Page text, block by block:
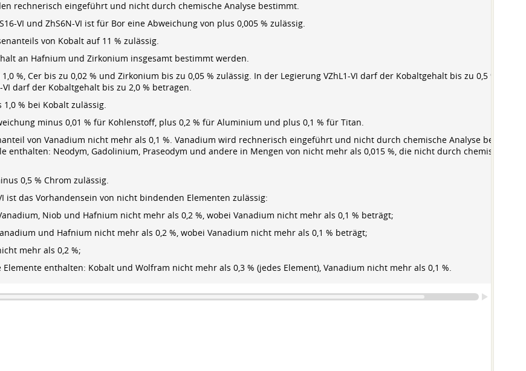
rechnerisch eingeführt und nicht durch chemische Analyse bestimmt.
VI und ZhS6N-VI ist für Bor eine Abweichung von plus 0,005 % zulässig.
von Kobalt auf 11 % zulässig.
an Hafnium und Zirkonium insgesamt bestimmt werden.
%, Cer bis zu 0,02 % und Zirkonium bis zu 0,05 % zulässig. In der Legierung VZhL1-VI darf der Kobaltgehalt bis zu 0,5 %, der
darf der Kobaltgehalt bis zu 2,0 % betragen.
% bei Kobalt zulässig.
minus 0,01 % für Kohlenstoff, plus 0,2 % für Aluminium und plus 0,1 % für Titan.
von Vanadium nicht mehr als 0,1 %. Vanadium wird rechnerisch eingeführt und nicht durch chemische Analyse bestimmt.
enthalten: Neodym, Gadolinium, Praseodym und andere in Mengen von nicht mehr als 0,015 %, die nicht durch chemische
0,5 % Chrom zulässig.
ist das Vorhandensein von nicht bindenden Elementen zulässig:
Niob und Hafnium nicht mehr als 0,2 %, wobei Vanadium nicht mehr als 0,1 % beträgt;
und Hafnium nicht mehr als 0,2 %, wobei Vanadium nicht mehr als 0,1 % beträgt;
mehr als 0,2 %;
enthalten: Kobalt und Wolfram nicht mehr als 0,3 % (jedes Element), Vanadium nicht mehr als 0,1 %.